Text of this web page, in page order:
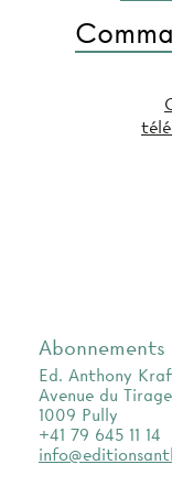
Abonnements
Ed. Anthony
Avenue du
1009 Pully
+41 79 645 11 14